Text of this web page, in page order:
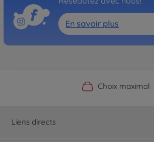
En savoir plus
Boutique officielle du
Choix maximal
ServiceLivraison rapide
Liens directs